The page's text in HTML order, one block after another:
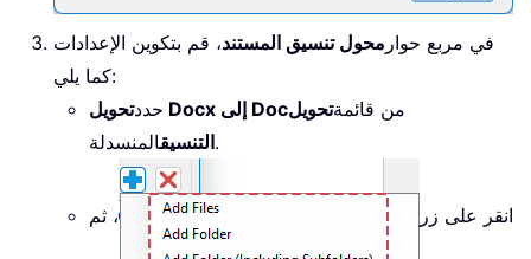
في مربع حوار محول تنسيق المستند، قم بتكوين الإعدادات
كما يلي:
حدد
تحويل Docx إلى Doc من قائمةتحويل
التنسيقالمنسدلة.
انقر على زر ، ثم